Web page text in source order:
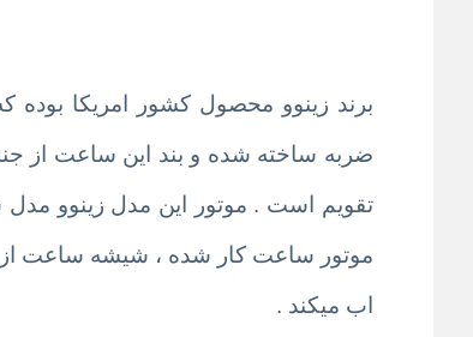
اب میکند .